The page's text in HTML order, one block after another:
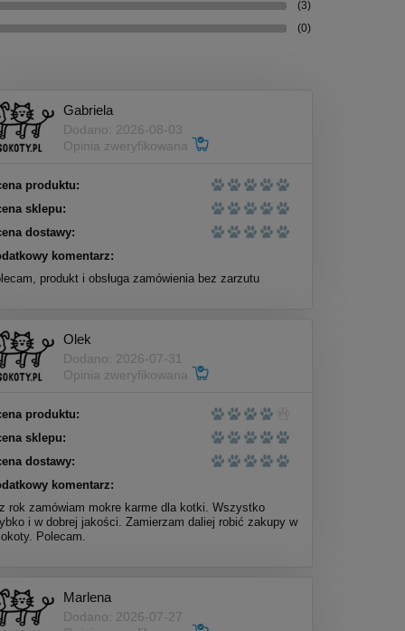
(3)
(0)
Gabriela
Dodano: 2026-08-03
Opinia zweryfikowana
produktu:
sklepu:
dostawy:
komentarz:
produkt i obsługa zamówienia bez zarzutu
Olek
Dodano: 2026-07-31
Opinia zweryfikowana
produktu:
sklepu:
dostawy:
komentarz:
rok zamówiam mokre karme dla kotki. Wszystko
i w dobrej jakości. Zamierzam daliej robić zakupy w
Polecam.
Marlena
Dodano: 2026-07-27